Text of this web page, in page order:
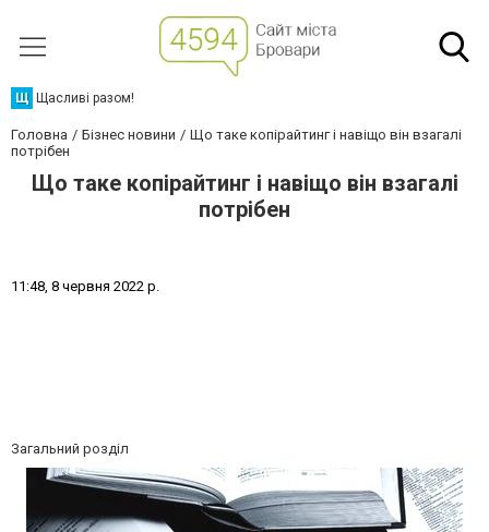
Щ Щасливі разом!
Головна Бізнес новини
Що таке копірайтинг і навіщо він взагалі
потрібен
Що таке копірайтинг і навіщо він взагалі
потрібен
1 1 :48, 8 червня 2022 р.
Загальний розділ